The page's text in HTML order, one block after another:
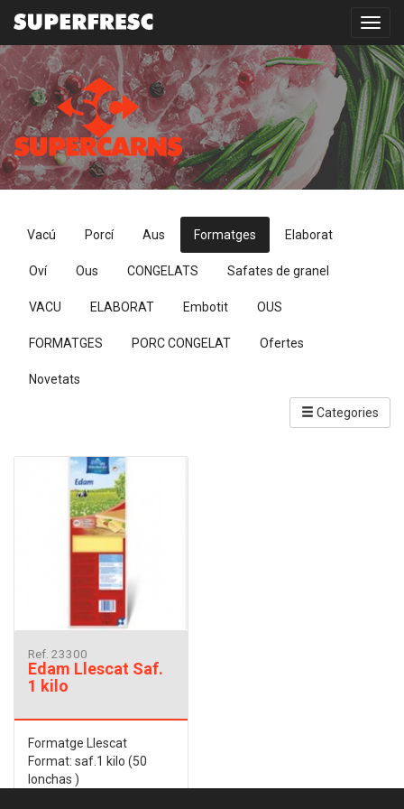
Vacú Porcí Aus Formatges Elaborat
Oví Ous CONGELATS Safates de granel
VACU ELABORAT Embotit OUS
FORMATGES PORC CONGELAT Ofertes
Novetats
Categories
Ref. 23300
Edam Llescat Saf.
1 kilo
Formatge Llescat
Format: saf.1 kilo (50
lonchas )